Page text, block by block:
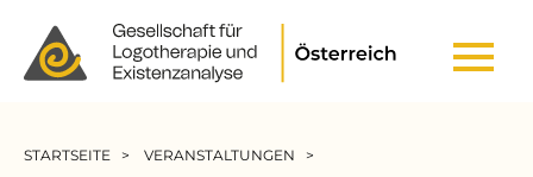
STARTSEITE
VERANSTALTUNGEN